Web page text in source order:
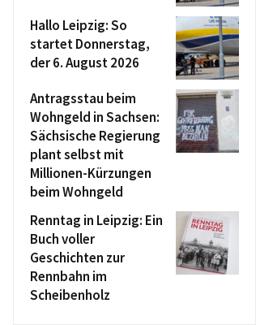
Hallo Leipzig: So
startet Donnerstag,
der 6. August 2026
Antragsstau beim
Wohngeld in Sachsen:
Sächsische Regierung
plant selbst mit
Millionen-Kürzungen
beim Wohngeld
Renntag in Leipzig: Ein
Buch voller
Geschichten zur
Rennbahn im
Scheibenholz